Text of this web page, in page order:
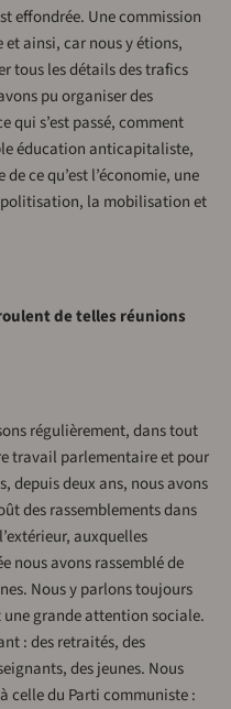
effondrée. Une commission
et ainsi, car nous y étions,
tous les détails des trafics
pu organiser des
qui s’est passé, comment
éducation anticapitaliste,
ce qu’est l’économie, une
la mobilisation et
de telles réunions
régulièrement, dans tout
travail parlementaire et pour
depuis deux ans, nous avons
des rassemblements dans
auxquelles
nous avons rassemblé de
Nous y parlons toujours
grande attention sociale.
: des retraités, des
des jeunes. Nous
celle du Parti communiste :